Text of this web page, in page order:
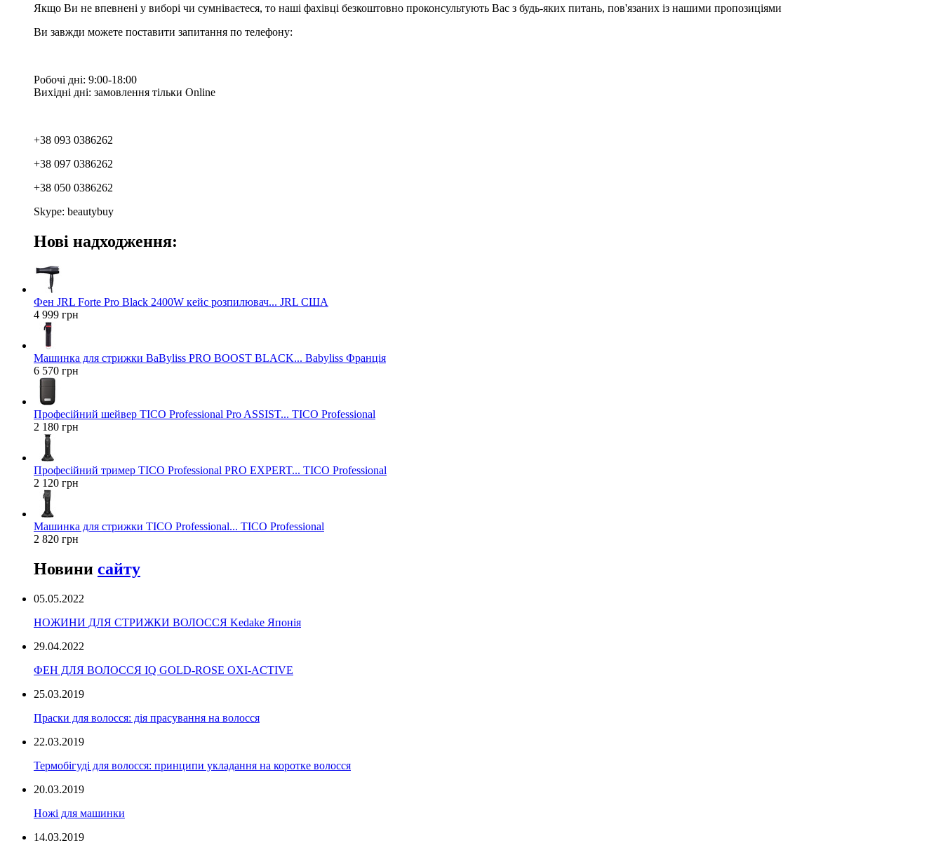
Якщо Ви не впевнені у виборі чи сумніваєтеся, то наші фахівці безкоштовно проконсультують Вас з будь-яких питань, пов'язаних із нашими пропозиціями
Ви завжди можете поставити запитання по телефону:
Робочі дні: 9:00-18:00
Вихідні дні: замовлення тільки Online
+38 093 0386262
+38 097 0386262
+38 050 0386262
Skype: beautybuy
Нові надходження:
Фен JRL Forte Pro Black 2400W кейс розпилювач... JRL США
4 999 грн
Машинка для стрижки BaByliss PRO BOOST BLACK... Babyliss Франція
6 570 грн
Професійний шейвер TICO Professional Pro ASSIST... TICO Professional
2 180 грн
Професійний тример TICO Professional PRO EXPERT... TICO Professional
2 120 грн
Машинка для стрижки TICO Professional... TICO Professional
2 820 грн
Новини сайту
05.05.2022
НОЖИНИ ДЛЯ СТРИЖКИ ВОЛОССЯ Kedake Японія
29.04.2022
ФЕН ДЛЯ ВОЛОССЯ IQ GOLD-ROSE OXI-ACTIVE
25.03.2019
Праски для волосся: дія прасування на волосся
22.03.2019
Термобігуді для волосся: принципи укладання на коротке волосся
20.03.2019
Ножі для машинки
14.03.2019